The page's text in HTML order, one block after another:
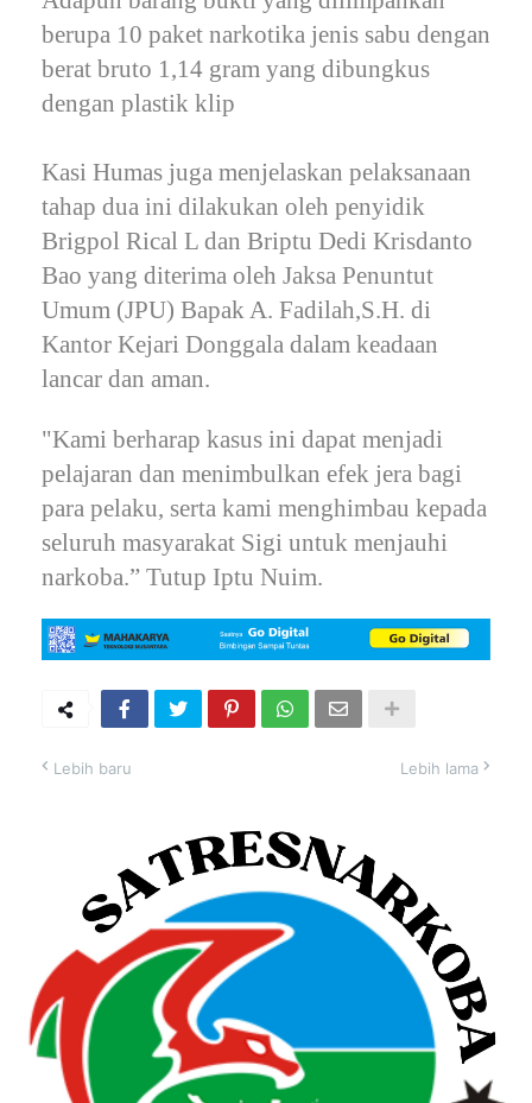
berupa 10 paket narkotika jenis sabu dengan
berat bruto 1,14 gram yang dibungkus
dengan plastik klip
Kasi Humas juga menjelaskan pelaksanaan
tahap dua ini dilakukan oleh penyidik
Brigpol Rical L dan Briptu Dedi Krisdanto
Bao yang diterima oleh Jaksa Penuntut
Umum (JPU) Bapak A. Fadilah,S.H. di
Kantor Kejari Donggala dalam keadaan
lancar dan aman.
"Kami berharap kasus ini dapat menjadi
pelajaran dan menimbulkan efek jera bagi
para pelaku, serta kami menghimbau kepada
seluruh masyarakat Sigi untuk menjauhi
narkoba.” Tutup Iptu Nuim.
Lebih baru Lebih lama